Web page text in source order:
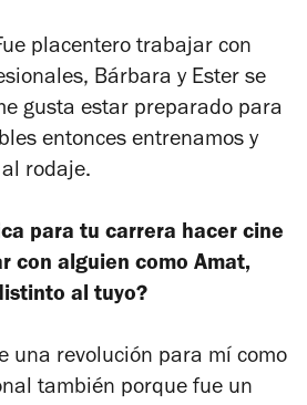
placentero trabajar con
Bárbara y Ester se
gusta estar preparado para
entonces entrenamos y
rodaje.
para tu carrera hacer cine
con alguien como Amat,
al tuyo?
una revolución para mí como
también porque fue un